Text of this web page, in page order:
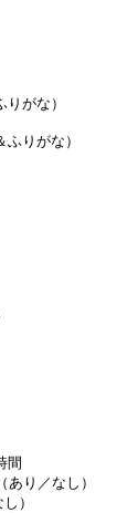
がな）
りがな）
間
（あり／なし）
）